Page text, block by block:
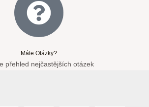
Máte Otázky?
přehled nejčastějších otázek